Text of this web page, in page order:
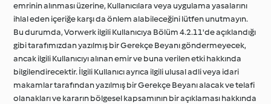
emrinin alınması üzerine, Kullanıcılara veya uygulama yasalarını
ihlal eden içeriğe karşı da önlem alabileceğini lütfen unutmayın.
Bu durumda, Vorwerk ilgili Kullanıcıya Bölüm 4.2.11'de açıklandığı
gibi tarafımızdan yazılmış bir Gerekçe Beyanı göndermeyecek,
ancak ilgili Kullanıcıyı alınan emir ve buna verilen etki hakkında
bilgilendirecektir. İlgili Kullanıcı ayrıca ilgili ulusal adli veya idari
makamlar tarafından yazılmış bir Gerekçe Beyanı alacak ve telafi
olanakları ve kararın bölgesel kapsamının bir açıklaması hakkında